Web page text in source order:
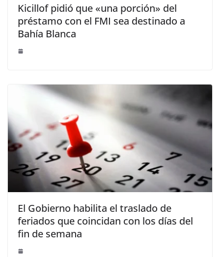
Kicillof pidió que «una porción» del
préstamo con el FMI sea destinado a
Bahía Blanca
El Gobierno habilita el traslado de
feriados que coincidan con los días del
fin de semana